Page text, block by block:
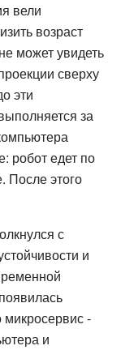
вели
возраст
может увидеть
сверху
эти
за
робот едет по
После этого
с
и
микросервис -
и